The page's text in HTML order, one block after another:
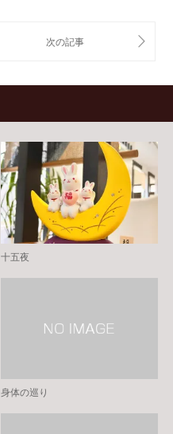
十五夜
身体の巡り